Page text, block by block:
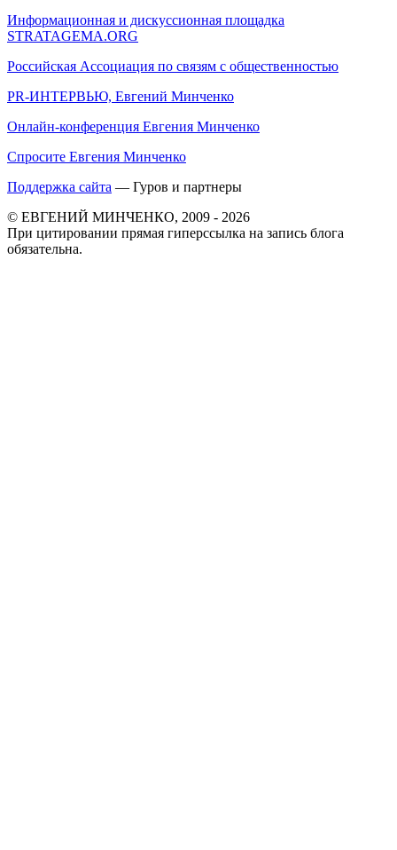
Информационная и дискуссионная площадка
STRATAGEMA.ORG
Российская Ассоциация по связям с общественностью
PR-ИНТЕРВЬЮ, Евгений Минченко
Онлайн-конференция Евгения Минченко
Спросите Евгения Минченко
Поддержка сайта — Гуров и партнеры
© ЕВГЕНИЙ МИНЧЕНКО, 2009 - 2026
При цитировании прямая гиперссылка на запись блога
обязательна.